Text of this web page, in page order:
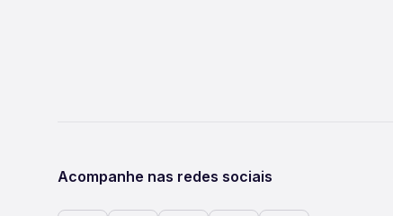
Acompanhe nas redes sociais